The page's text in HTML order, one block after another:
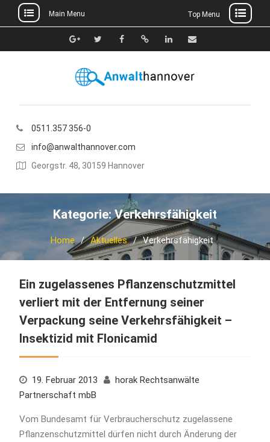
to
Main Menu Top Menu
Google+TwitterFacebook
Xing Linkedin
E-
0511.357 356-0
info@anwalthannover.com
Georgstr. 48, 30159 Hannover
Kategorie: Verkehrsfähigkeit
Home Aktuelles Verkehrsfähigkeit
Ein zugelassenes Pflanzenschutzmittel
verliert mit der Entfernung seiner
Verpackung seine Verkehrsfähigkeit –
Insektizid mit Flonicamid
19. Februar 2013
horak Rechtsanwälte
Partnerschaft mbB
Vom Bundesamt für Verbraucherschutz zugelassene
Pflanzenschutzmittel dürfen nicht durch Änderung der